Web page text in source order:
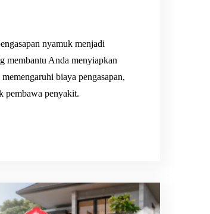
nyamuk menjadi
membantu Anda menyiapkan
biaya pengasapan,
pembawa penyakit.